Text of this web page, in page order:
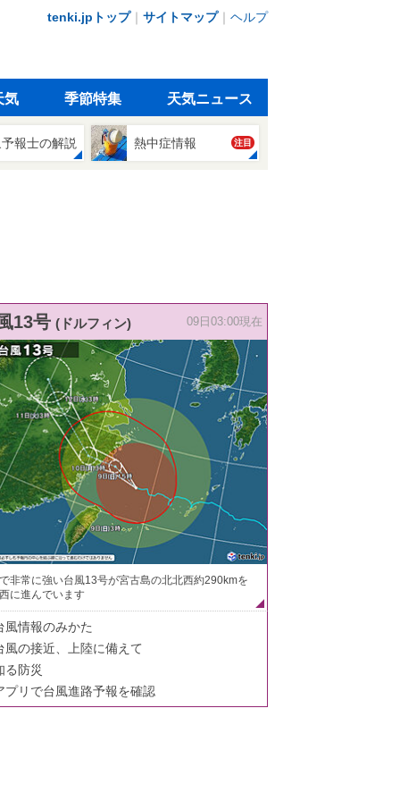
tenki.jpトップ｜ サイトマップ｜ ヘルプ
気 季節特集 天気ニュース
報士の解説 熱中症情報 注目
13号 (ドルフィン) 09日03:00現在
非常に強い台風13号が宮古島の北北西約290kmを
に進んでいます
風情報のみかた
風の接近、上陸に備えて
る防災
プリで台風進路予報を確認